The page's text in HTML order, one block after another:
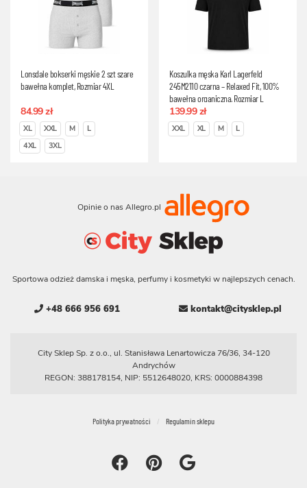
Lonsdale bokserki męskie 2 szt szare
bawełna komplet, Rozmiar 4XL
84.99 zł
XL XXL M
L
4XL
3XL
Koszulka męska Karl Lagerfeld
245M2110 czarna – Relaxed Fit, 100%
bawełna organiczna, Rozmiar L
139.99 zł
XXL XL M L
Opinie o nas Allegro.pl
Sportowa odzież damska i męska, perfumy i kosmetyki w najlepszych cenach.
+48 666 956 691 kontakt@citysklep.pl
City Sklep Sp. z o.o., ul. Stanisława Lenartowicza 76/36, 34-120
Andrychów
REGON: 388178154, NIP: 5512648020, KRS: 0000884398
Polityka prywatności Regulamin sklepu